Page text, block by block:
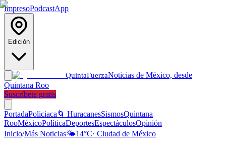
ImpresoPodcastApp
Edición
QuintaFuerzaNoticias de México, desde
Quintana Roo
Suscríbete gratis
PortadaPoliciaca 🌀 HuracanesSismosQuintana
RooMéxicoPolíticaDeportesEspectáculosOpinión
Inicio/Más Noticias🌤️14°C· Ciudad de México